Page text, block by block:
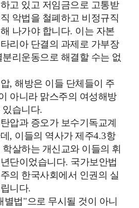
고 있고 저임금으로 고통받
악법을 철폐하고 비정규직
나가야 합니다. 이는 자본
리아 단결의 과제로 가부장
리운동으로 해결할 수는 없
,해방은 이들 단체들이 주
아니라 맑스주의 여성해방
있습니다.
압과 증오가 보수기독교계
, 이들의 역사가 제주4.3항
살하는 개신교와 이들의 휘
단이었습니다. 국가보안법
의 한국사회에서 인권의 실
니다.
별법"으로 무시될 것이 아니